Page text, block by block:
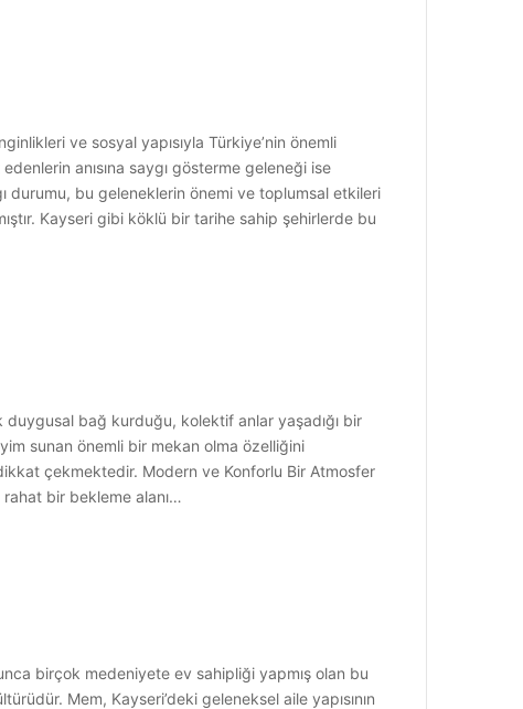
ve sosyal yapısıyla Türkiye’nin önemli
anısına saygı gösterme geleneği ise
durumu, bu geleneklerin önemi ve toplumsal etkileri
Kayseri gibi köklü bir tarihe sahip şehirlerde bu
duygusal bağ kurduğu, kolektif anlar yaşadığı bir
sunan önemli bir mekan olma özelliğini
çekmektedir. Modern ve Konforlu Bir Atmosfer
bir bekleme alanı…
birçok medeniyete ev sahipliği yapmış olan bu
Mem, Kayseri’deki geleneksel aile yapısının